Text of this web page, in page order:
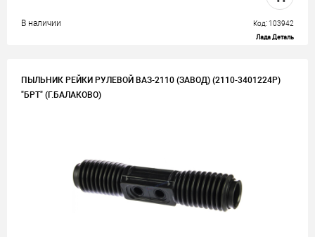
В наличии Код: 103942
Лада Деталь
ПЫЛЬНИК РЕЙКИ РУЛЕВОЙ ВАЗ-2110 (ЗАВОД) (2110-3401224Р)
"БРТ" (Г.БАЛАКОВО)